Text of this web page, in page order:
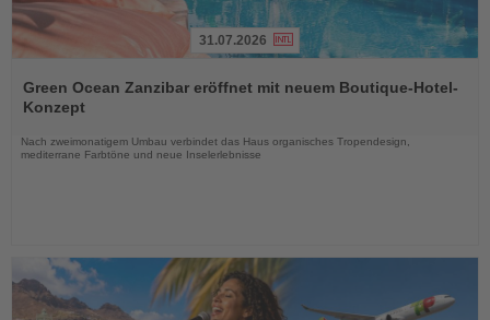
Sie
die
Nachrichten
31.07.2026
Green Ocean Zanzibar eröffnet mit neuem Boutique-Hotel-
Konzept
Nach zweimonatigem Umbau verbindet das Haus organisches Tropendesign,
mediterrane Farbtöne und neue Inselerlebnisse